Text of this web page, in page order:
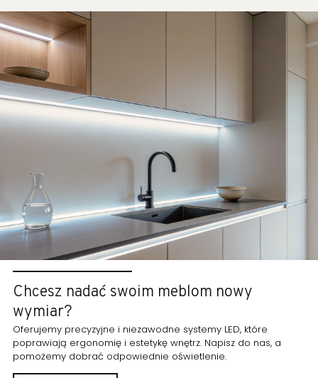
Chcesz nadać swoim meblom nowy
wymiar?
Oferujemy precyzyjne i niezawodne systemy LED, które
poprawiają ergonomię i estetykę wnętrz. Napisz do nas, a
pomożemy dobrać odpowiednie oświetlenie.